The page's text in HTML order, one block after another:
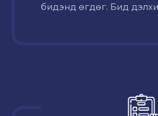
бидэнд өгдөг. Бид